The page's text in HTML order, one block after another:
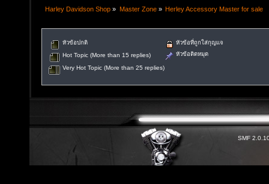
Harley Davidson Shop » Master Zone» Herley Accessory Master for sale
หัวข้อปกติ
Hot Topic (More than 15 replies)
Very Hot Topic (More than 25 replies)
หัวข้อที่ถูกใส่กุญแจ
หัวข้อติดหมุด
SMF